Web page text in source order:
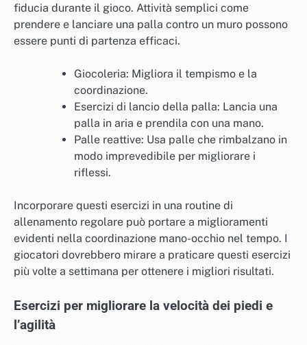
fiducia durante il gioco. Attività semplici come
prendere e lanciare una palla contro un muro possono
essere punti di partenza efficaci.
Giocoleria: Migliora il tempismo e la
coordinazione.
Esercizi di lancio della palla: Lancia una
palla in aria e prendila con una mano.
Palle reattive: Usa palle che rimbalzano in
modo imprevedibile per migliorare i
riflessi.
Incorporare questi esercizi in una routine di
allenamento regolare può portare a miglioramenti
evidenti nella coordinazione mano-occhio nel tempo. I
giocatori dovrebbero mirare a praticare questi esercizi
più volte a settimana per ottenere i migliori risultati.
Esercizi per migliorare la velocità dei piedi e
l’agilità